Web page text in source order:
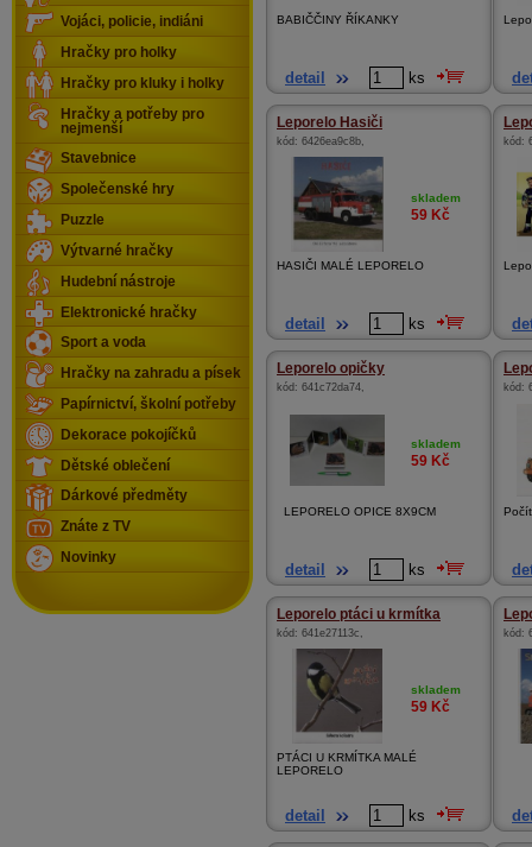
BABIČČINY ŘÍKANKY
detail ks
Leporelo Hasiči
kód: 6426ea9c8b,
skladem
59 Kč
HASIČI MALÉ LEPORELO
detail ks
kód:
Leporelo opičky
kód: 641c72da74,
skladem
59 Kč
LEPORELO OPICE 8X9CM
detail ks
kód:
Leporelo ptáci u krmítka
kód: 641e27113c ,
skladem
59 Kč
PTÁCI U KRMÍTKA MALÉ
LEPORELO
detail ks
kód:
Vojáci, policie, indiáni
Hračky pro holky
Hračky pro kluky i holky
Hračky a potřeby pro
nejmenší
Stavebnice
Společenské hry
Puzzle
Výtvarné hračky
Hudební nástroje
Elektronické hračky
Sport a voda
Hračky na zahradu a písek
Papírnictví, školní potřeby
Dekorace pokojíčků
Dětské oblečení
Dárkové předměty
Znáte z TV
Novinky